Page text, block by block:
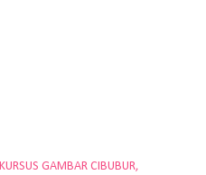
KURSUS GAMBAR CIBUBUR